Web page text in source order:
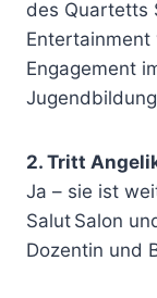
des Quartetts
Engagement
2. Tritt
Ja – sie ist
Salut Salon
Dozentin und